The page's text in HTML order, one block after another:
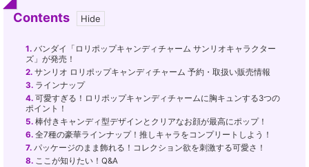
Contents
1. バンダイ「ロリポップキャンディチャーム サンリオキャラクター
ズ」が発売！
2. サンリオ ロリポップキャンディチャーム 予約・取扱い販売情報
3. ラインナップ
4. 可愛すぎる！ロリポップキャンディチャームに胸キュンする3つの
ポイント！
5. 棒付きキャンディ型デザインとクリアなお顔が最高にポップ！
6. 全7種の豪華ラインナップ！推しキャラをコンプリートしよう！
7. パッケージのまま飾れる！コレクション欲を刺激する可愛さ！
8. ここが知りたい！Q&A